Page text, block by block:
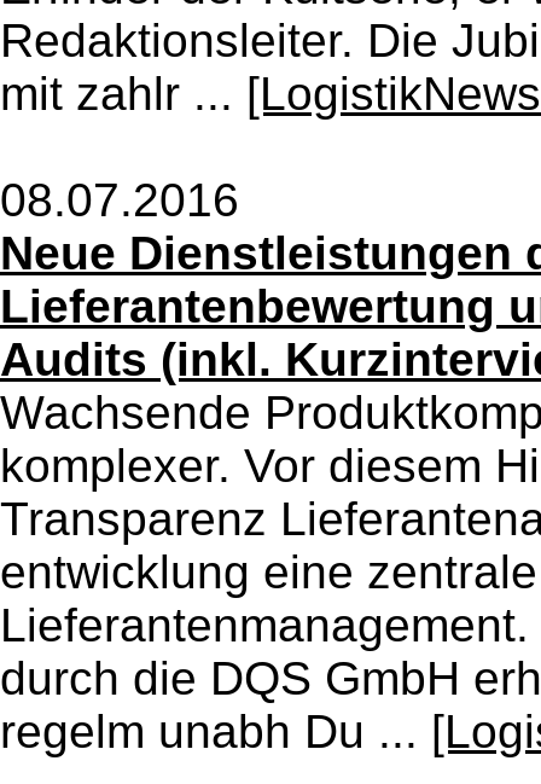
Redaktionsleiter. Die
mit zahlr ...
08.07.2016
Neue Dienstleistungen
Lieferantenbewertung
Audits (inkl.
Wachsende
komplexer. Vor diesem
Transparenz
entwicklung eine
durch die DQS GmbH
regelm unabh Du ...